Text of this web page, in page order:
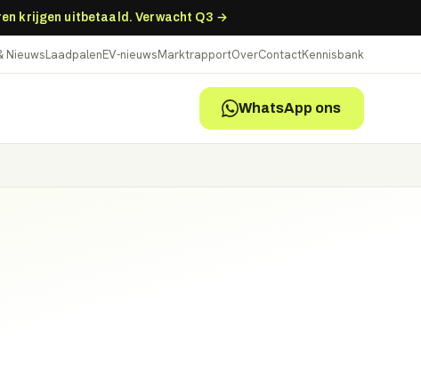
krijgen uitbetaald. Verwacht Q3 →
NieuwsLaadpalenEV-nieuwsMarktrapportOverContactKennisbank
WhatsApp ons